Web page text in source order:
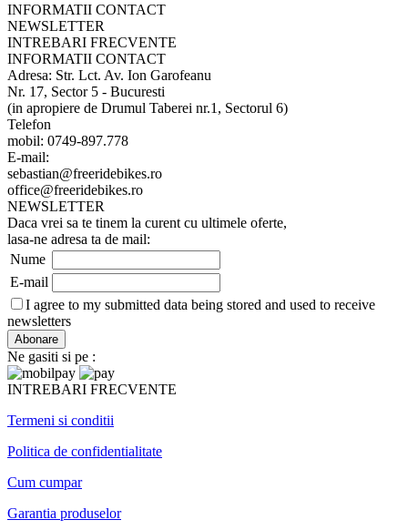
INFORMATII CONTACT
NEWSLETTER
INTREBARI FRECVENTE
INFORMATII CONTACT
Adresa: Str. Lct. Av. Ion Garofeanu
Nr. 17, Sector 5 - Bucuresti
(in apropiere de Drumul Taberei nr.1, Sectorul 6)
Telefon
mobil: 0749-897.778
E-mail:
sebastian@freeridebikes.ro
office@freeridebikes.ro
NEWSLETTER
Daca vrei sa te tinem la curent cu ultimele oferte,
lasa-ne adresa ta de mail:
Nume
E-mail
I agree to my submitted data being stored and used to receive
newsletters
Ne gasiti si pe :
INTREBARI FRECVENTE
Termeni si conditii
Politica de confidentialitate
Cum cumpar
Garantia produselor